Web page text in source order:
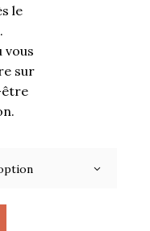
le
vous
sur
être